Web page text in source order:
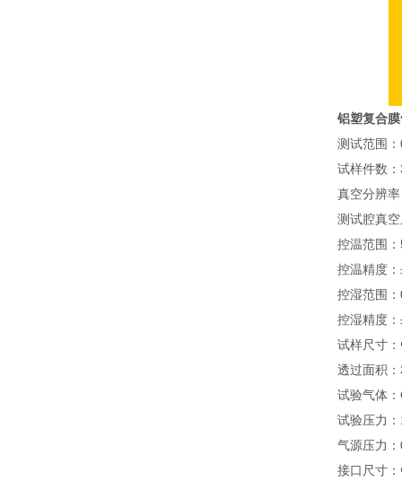
铝塑复合
测试范围
试样件数
真空分辨
测试腔真
控温范围
控温精度
控湿范围
控湿精度
试样尺寸
透过面积
试验气体
试验压力
气源压力
接口尺寸